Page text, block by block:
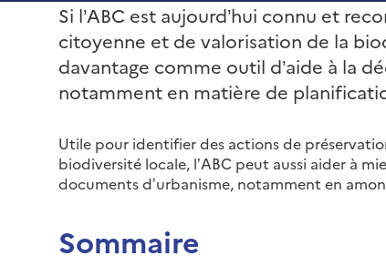
Si l’ABC est aujourd’hui connu et
citoyenne et de valorisation de la
davantage comme outil d’aide à la
notamment en matière de
Utile pour identifier des actions de
biodiversité locale, l’ABC peut aussi aider à
documents d’urbanisme, notamment en
Sommaire